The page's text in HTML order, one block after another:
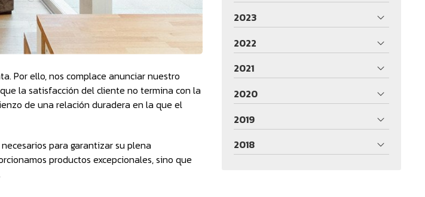
Por ello, nos complace anunciar nuestro
la satisfacción del cliente no termina con la
de una relación duradera en la que el
para garantizar su plena
productos excepcionales, sino que
2023
2022
2021
2020
2019
2018